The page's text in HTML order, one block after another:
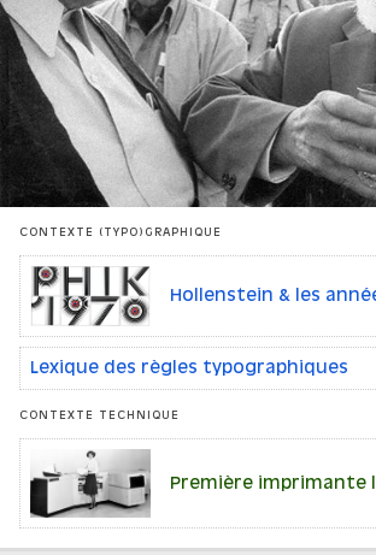
CONTEXTE (TYPO)GRAPHIQUE
Hollenstein & les
Lexique des règles typographiques
CONTEXTE TECHNIQUE
Première imprimante